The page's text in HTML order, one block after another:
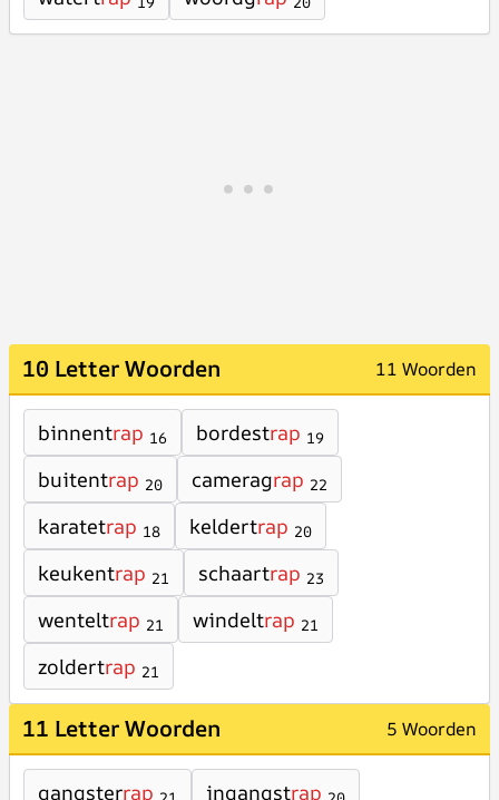
10 Letter Woorden 11 Woorden
binnentrap 16 bordestrap 19
buitentrap 20 cameragrap 22
karatetrap 18 keldertrap 20
keukentrap 21 schaartrap 23
wenteltrap 21 windeltrap 21
zoldertrap 21
11 Letter Woorden 5 Woorden
gangsterrap ingangstrap